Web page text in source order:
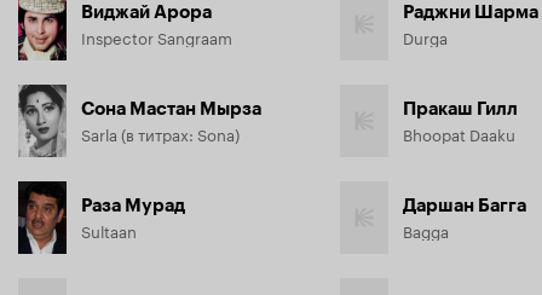
Виджай Арора
Inspector Sangraam
Сона Мастан Мырза
Sarla (в титрах: Sona)
Раза Мурад
Sultaan
Раджни Шарма
Durga
Пракаш Гилл
Bhoopat Daaku
Даршан Багга
Bagga